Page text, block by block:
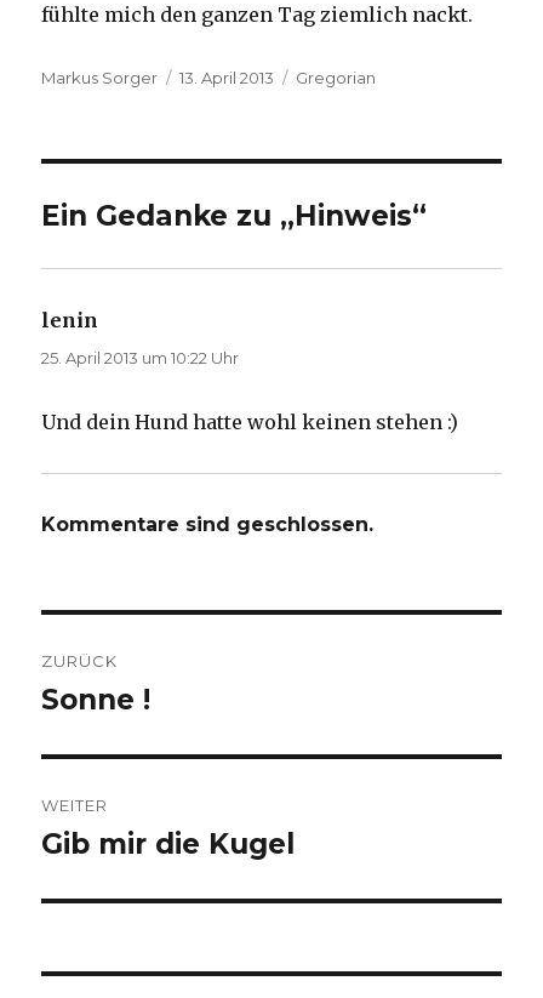
fühlte mich den ganzen Tag ziemlich nackt.
Autor
Markus Sorger
Veröffentlicht
13. April 2013 Kategorien
Gregorian
Ein Gedanke zu „Hinweis“
lenin
25. April 2013 um 10:22 Uhr
Und dein Hund hatte wohl keinen stehen :)
Kommentare sind geschlossen.
ZURÜCK
Vorheriger
Sonne !
WEITER
Nächster
Gib mir die Kugel